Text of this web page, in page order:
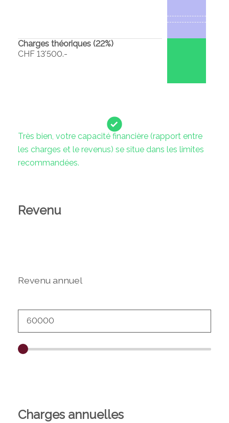
Charges théoriques (22%)
CHF 13'500.-
Très bien, votre capacité financière (rapport entre
les charges et le revenus) se situe dans les limites
recommandées.
Revenu
Revenu annuel
Charges annuelles